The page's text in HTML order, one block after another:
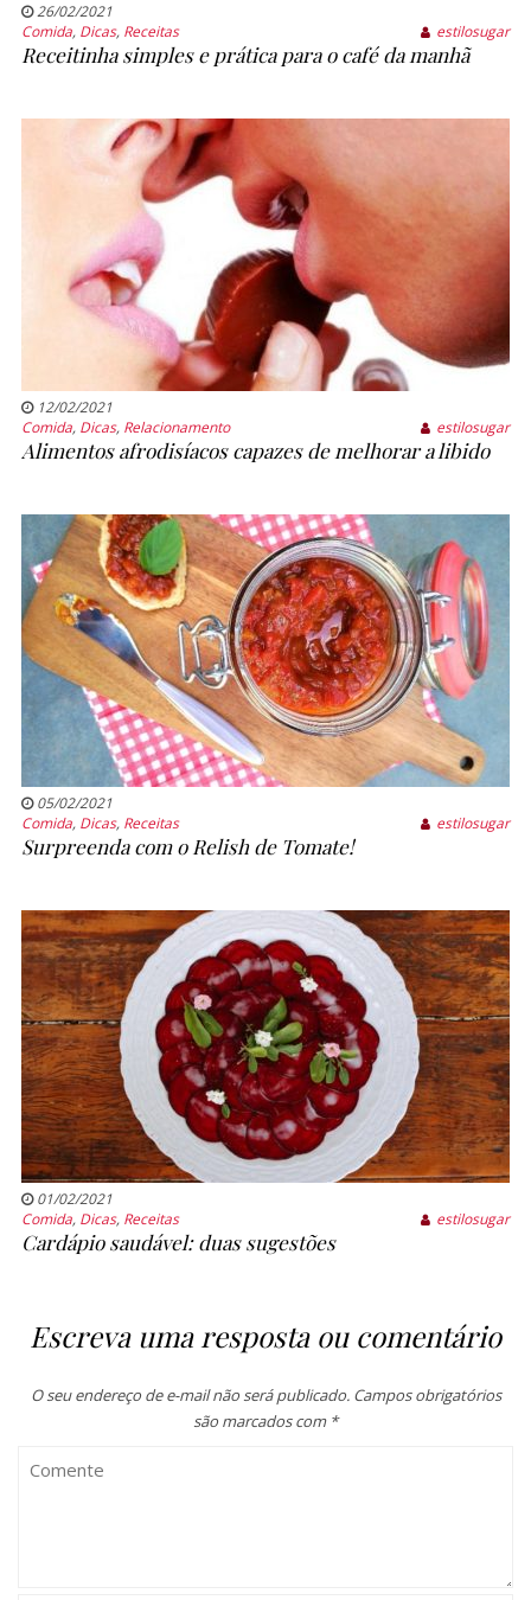
26/02/2021
Comida, Dicas, Receitas estilosugar
Receitinha simples e prática para o café da manhã
12/02/2021
Comida, Dicas, Relacionamento estilosugar
Alimentos afrodisíacos capazes de melhorar a libido
05/02/2021
Comida, Dicas, Receitas estilosugar
Surpreenda com o Relish de Tomate!
01/02/2021
Comida, Dicas, Receitas estilosugar
Cardápio saudável: duas sugestões
Escreva uma resposta ou comentário
O seu endereço de e-mail não será publicado. Campos obrigatórios
são marcados com *